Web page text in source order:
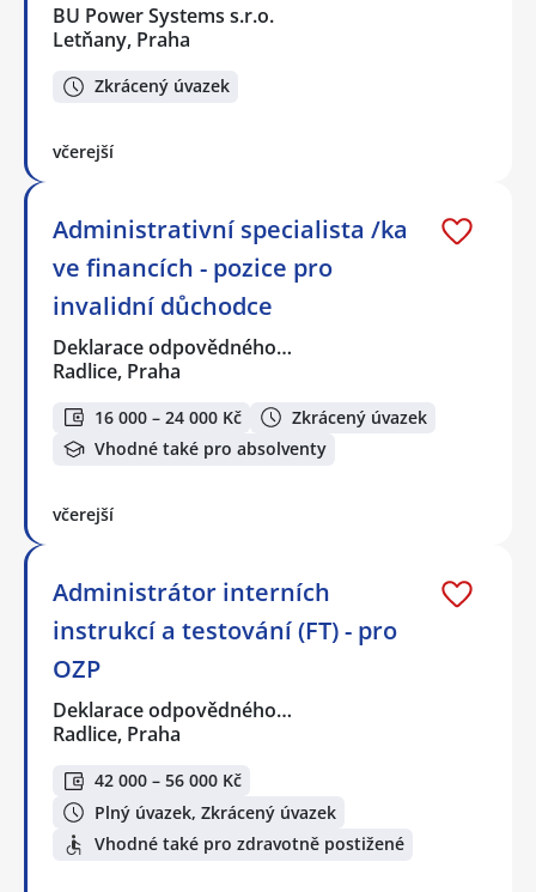
BU Power Systems s.r.o.
Letňany, Praha
Zkrácený úvazek
včerejší
Administrativní specialista /ka
ve financích - pozice pro
invalidní důchodce
Deklarace odpovědného…
Radlice, Praha
16 000 – 24 000 Kč
Zkrácený úvazek
Vhodné také pro absolventy
včerejší
Administrátor interních
instrukcí a testování (FT) - pro
OZP
Deklarace odpovědného…
Radlice, Praha
42 000 – 56 000 Kč
Plný úvazek, Zkrácený úvazek
Vhodné také pro zdravotně postižené